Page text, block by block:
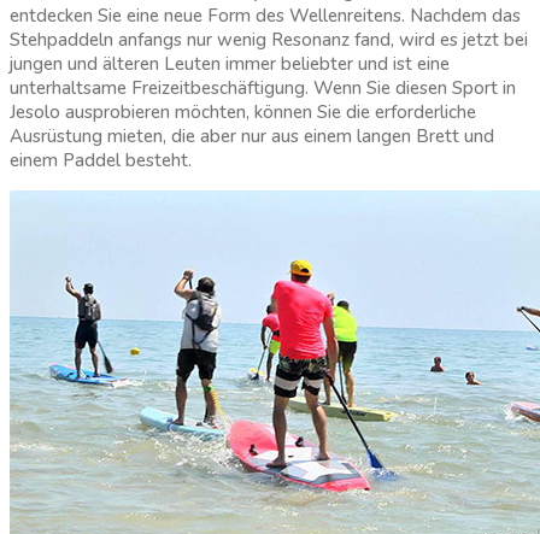
entdecken Sie eine neue Form des Wellenreitens. Nachdem das
Stehpaddeln anfangs nur wenig Resonanz fand, wird es jetzt bei
jungen und älteren Leuten immer beliebter und ist eine
unterhaltsame Freizeitbeschäftigung. Wenn Sie diesen Sport in
Jesolo ausprobieren möchten, können Sie die erforderliche
Ausrüstung mieten, die aber nur aus einem langen Brett und
einem Paddel besteht.